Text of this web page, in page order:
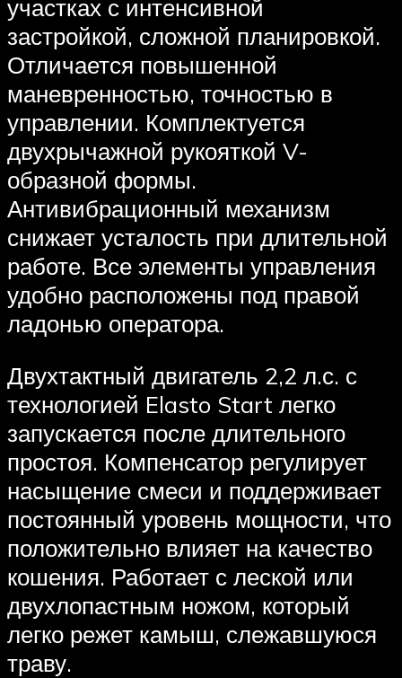
участках с интенсивной
застройкой, сложной планировкой.
Отличается повышенной
маневренностью, точностью в
управлении. Комплектуется
двухрычажной рукояткой V-
образной формы.
Антивибрационный механизм
снижает усталость при длительной
работе. Все элементы управления
удобно расположены под правой
ладонью оператора.
Двухтактный двигатель 2,2 л.с. с
технологией Elasto Start легко
запускается после длительного
простоя. Компенсатор регулирует
насыщение смеси и поддерживает
постоянный уровень мощности, что
положительно влияет на качество
кошения. Работает с леской или
двухлопастным ножом, который
легко режет камыш, слежавшуюся
траву.